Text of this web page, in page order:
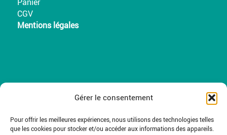
Gérer le consentement
Pour offrir les meilleures expériences, nous utilisons des technologies telles
que les cookies pour stocker et/ou accéder aux informations des appareils.
CGV
Mentions légales
Randoland.fr